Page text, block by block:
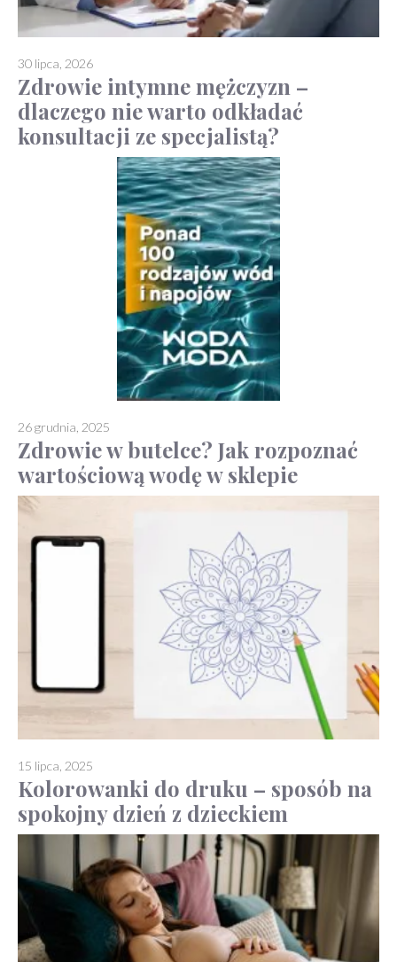
Zdrowie intymne mężczyzn –
dlaczego nie warto odkładać
konsultacji ze specjalistą?
30 lipca, 2026
Zdrowie w butelce? Jak rozpoznać
wartościową wodę w sklepie
26 grudnia, 2025
Kolorowanki do druku – sposób na
spokojny dzień z dzieckiem
15 lipca, 2025